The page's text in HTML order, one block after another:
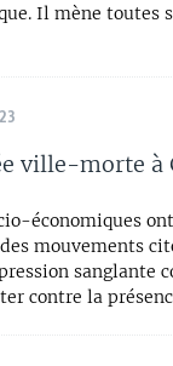
Il mène toutes
ville-morte à
économiques
des mouvements
sanglante
contre la